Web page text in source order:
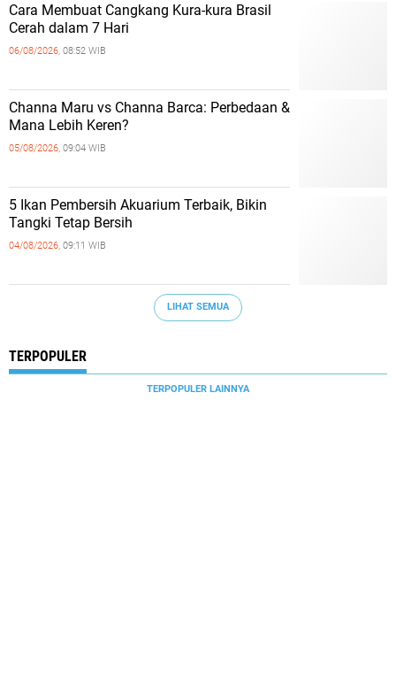
Cara Membuat Cangkang Kura-kura Brasil
Cerah dalam 7 Hari
06/08/2026, 08:52 WIB
Channa Maru vs Channa Barca: Perbedaan &
Mana Lebih Keren?
05/08/2026, 09:04 WIB
5 Ikan Pembersih Akuarium Terbaik, Bikin
Tangki Tetap Bersih
04/08/2026, 09:11 WIB
LIHAT SEMUA
TERPOPULER
TERPOPULER LAINNYA